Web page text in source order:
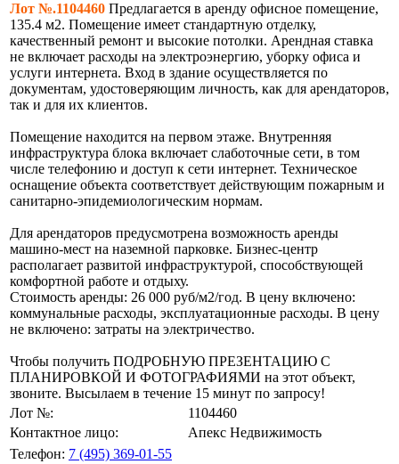
Лот №.1104460 Предлагается в аренду офисное помещение,
135.4 м2. Помещение имеет стандартную отделку,
качественный ремонт и высокие потолки. Арендная ставка
не включает расходы на электроэнергию, уборку офиса и
услуги интернета. Вход в здание осуществляется по
документам, удостоверяющим личность, как для арендаторов,
так и для их клиентов.
Помещение находится на первом этаже. Внутренняя
инфраструктура блока включает слаботочные сети, в том
числе телефонию и доступ к сети интернет. Техническое
оснащение объекта соответствует действующим пожарным и
санитарно-эпидемиологическим нормам.
Для арендаторов предусмотрена возможность аренды
машино-мест на наземной парковке. Бизнес-центр
располагает развитой инфраструктурой, способствующей
комфортной работе и отдыху.
Стоимость аренды: 26 000 руб/м2/год. В цену включено:
коммунальные расходы, эксплуатационные расходы. В цену
не включено: затраты на электричество.
Чтобы получить ПОДРОБНУЮ ПРЕЗЕНТАЦИЮ С
ПЛАНИРОВКОЙ И ФОТОГРАФИЯМИ на этот объект,
звоните. Высылаем в течение 15 минут по запросу!
Лот №:
1104460
Контактное лицо:
Апекс Недвижимость
Телефон: 7 (495) 369-01-55